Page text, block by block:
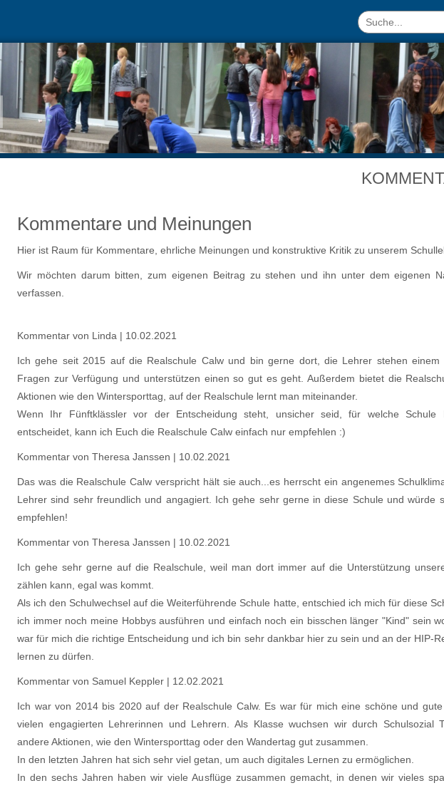
Kommentare und Meinungen
Hier ist Raum für Kommentare, ehrliche Meinungen und konstruktive Kritik zu unserem
Wir möchten darum bitten, zum eigenen Beitrag zu stehen und ihn unter dem eigenen
verfassen.
Kommentar von Linda | 10.02.2021
Ich gehe seit 2015 auf die Realschule Calw und bin gerne dort, die Lehrer stehen einem
Fragen zur Verfügung und unterstützen einen so gut es geht. Außerdem bietet die
Aktionen wie den Wintersporttag, auf der Realschule lernt man miteinander.
Wenn Ihr Fünftklässler vor der Entscheidung steht, unsicher seid, für welche Schule
entscheidet, kann ich Euch die Realschule Calw einfach nur empfehlen :)
Kommentar von Theresa Janssen | 10.02.2021
Das was die Realschule Calw verspricht hält sie auch...es herrscht ein angenemes
Lehrer sind sehr freundlich und angagiert. Ich gehe sehr gerne in diese Schule und würde
empfehlen!
Kommentar von Theresa Janssen | 10.02.2021
Ich gehe sehr gerne auf die Realschule, weil man dort immer auf die Unterstützung
zählen kann, egal was kommt.
Als ich den Schulwechsel auf die Weiterführende Schule hatte, entschied ich mich für diese
ich immer noch meine Hobbys ausführen und einfach noch ein bisschen länger "Kind" sein
war für mich die richtige Entscheidung und ich bin sehr dankbar hier zu sein und an der HIP-
lernen zu dürfen.
Kommentar von Samuel Keppler | 12.02.2021
Ich war von 2014 bis 2020 auf der Realschule Calw. Es war für mich eine schöne und
vielen engagierten Lehrerinnen und Lehrern. Als Klasse wuchsen wir durch Schulsozial
andere Aktionen, wie den Wintersporttag oder den Wandertag gut zusammen.
In den letzten Jahren hat sich sehr viel getan, um auch digitales Lernen zu ermöglichen.
In den sechs Jahren haben wir viele Ausflüge zusammen gemacht, in denen wir vieles